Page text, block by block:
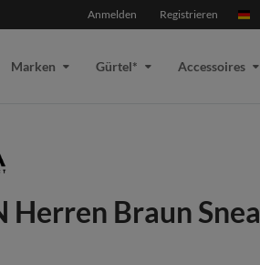
Anmelden Registrieren
Marken Gürtel* Accessoires
Herren Braun